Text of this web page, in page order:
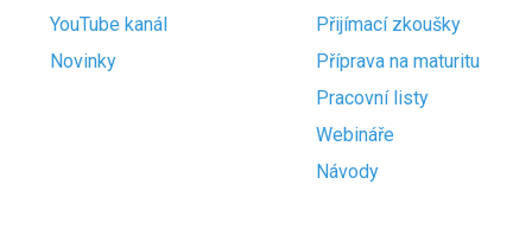
YouTube kanál
Novinky
Přijímací zkoušky
Příprava na maturitu
Pracovní listy
Webináře
Návody